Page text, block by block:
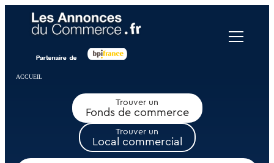
ACCUEIL
Trouver un
Fonds de commerce
Trouver un
Local commercial
Panneau de gestion des cookies